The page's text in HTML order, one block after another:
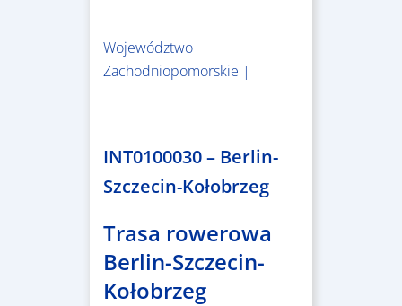
Województwo
Zachodniopomorskie |
INT0100030 – Berlin-
Szczecin-Kołobrzeg
Trasa rowerowa
Berlin-Szczecin-
Kołobrzeg